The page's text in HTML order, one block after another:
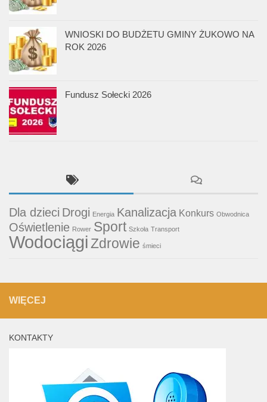
WNIOSKI DO BUDŻETU GMINY ŻUKOWO NA
ROK 2026
Fundusz Sołecki 2026
Dla dzieci Drogi Energia Kanalizacja Konkurs Obwodnica
Oświetlenie Rower Sport Szkoła Transport
WodociągiZdrowie śmieci
WIĘCEJ
KONTAKTY